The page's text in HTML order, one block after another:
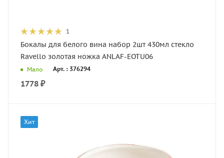
1
Бокалы для белого вина набор 2шт 430мл стекло
Ravello золотая ножка ANLAF-EOTU06
Мало Арт. : 376294
1778 ₽
Хит